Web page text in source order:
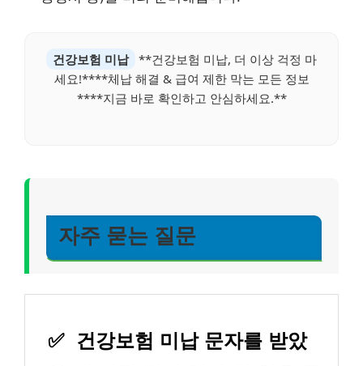
건강보험 미납 **건강보험 미납, 더 이상 걱정 마
세요!****체납 해결 & 급여 제한 막는 모든 정보
****지금 바로 확인하고 안심하세요.**
자주 묻는 질문
✅
건강보험 미납 문자를 받았